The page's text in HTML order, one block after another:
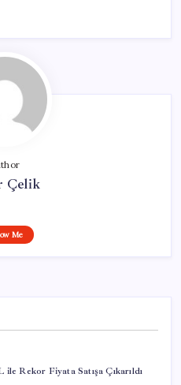
Çelik
Me
Rekor Fiyata Satışa Çıkarıldı